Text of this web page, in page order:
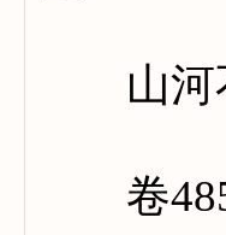
山河不
卷